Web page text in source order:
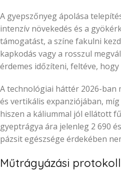
A gyepszőnyeg ápolása
intenzív növekedés és a
támogatást, a színe fakulni
kapkodás vagy a rosszul
érdemes időzíteni, feltéve,
A technológiai háttér 2026-ban
és vertikális expanziójában,
hiszen a káliummal jól ellátott
gyeptrágya ára jelenleg 2 690
pázsit egészsége érdekében
Műtrágyázási